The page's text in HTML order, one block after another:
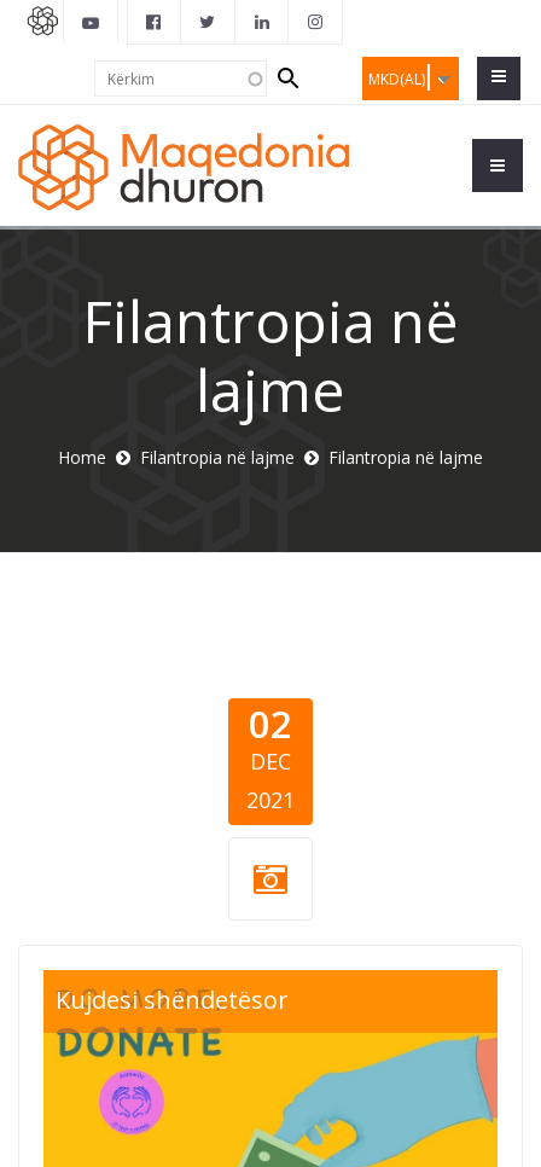
MKD(AL)
Search
form
Filantropia në
lajme
Home Filantropia në lajme Filantropia në lajme
02
DEC
2021
covid-19-
response-
donations.jpg
Kujdesi shëndetësor